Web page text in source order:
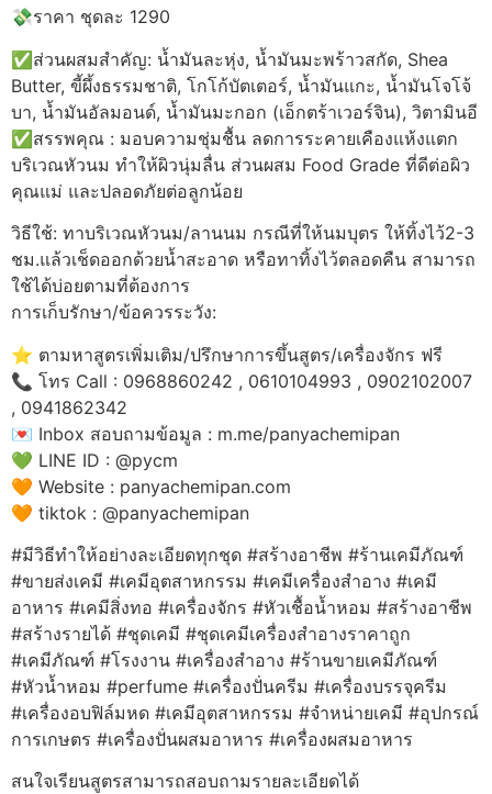
💸ราคา ชุดละ 1290
✅ส่วนผสมสำคัญ: น้ำมันละหุ่ง, น้ำมันมะพร้าวสกัด, Shea
Butter, ขี้ผึ้งธรรมชาติ, โกโก้บัตเตอร์, น้ำมันแกะ, น้ำมันโจโจ้
บา, น้ำมันอัลมอนด์, น้ำมันมะกอก (เอ็กตร้าเวอร์จิน), วิตามินอี
✅สรรพคุณ : มอบความชุ่มชื้น ลดการระคายเคืองแห้งแตก
บริเวณหัวนม ทำให้ผิวนุ่มลื่น ส่วนผสม Food Grade ที่ดีต่อผิว
คุณแม่ และปลอดภัยต่อลูกน้อย
วิธีใช้: ทาบริเวณหัวนม/ลานนม กรณีที่ให้นมบุตร ให้ทิ้งไว้2-3
ชม.แล้วเช็ดออกด้วยน้ำสะอาด หรือทาทิ้งไว้ตลอดคืน สามารถ
ใช้ได้บ่อยตามที่ต้องการ
การเก็บรักษา/ข้อควรระวัง:
⭐️ ตามหาสูตรเพิ่มเติม/ปรึกษาการขึ้นสูตร/เครื่องจักร ฟรี
📞 โทร Call : 0968860242 , 0610104993 , 0902102007
, 0941862342
💌 Inbox สอบถามข้อมูล : m.me/panyachemipan
💚 LINE ID : @pycm
🧡 Website : panyachemipan.com
🧡 tiktok : @panyachemipan
#มีวิธีทำให้อย่างละเอียดทุกชุด #สร้างอาชีพ #ร้านเคมีภัณฑ์
#ขายส่งเคมี #เคมีอุตสาหกรรม #เคมีเครื่องสำอาง #เคมี
อาหาร #เคมีสิ่งทอ #เครื่องจักร #หัวเชื้อน้ำหอม #สร้างอาชีพ
#สร้างรายได้ #ชุดเคมี #ชุดเคมีเครื่องสำอางราคาถูก
#เคมีภัณฑ์ #โรงงาน #เครื่องสำอาง #ร้านขายเคมีภัณฑ์
#หัวน้ำหอม #perfume #เครื่องปั่นครีม #เครื่องบรรจุครีม
#เครื่องอบฟิล์มหด #เคมีอุตสาหกรรม #จำหน่ายเคมี #อุปกรณ์
การเกษตร #เครื่องปั่นผสมอาหาร #เครื่องผสมอาหาร
สนใจเรียนสูตรสามารถสอบถามรายละเอียดได้